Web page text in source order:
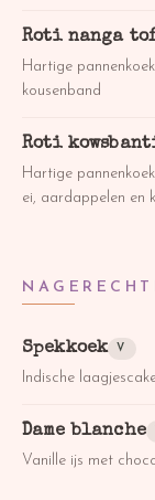
Roti nanga
Hartige
kousenband
Roti
Hartige
ei, aardappelen en
Spekkoek V
Indische
Dame blanche
Vanille ijs met